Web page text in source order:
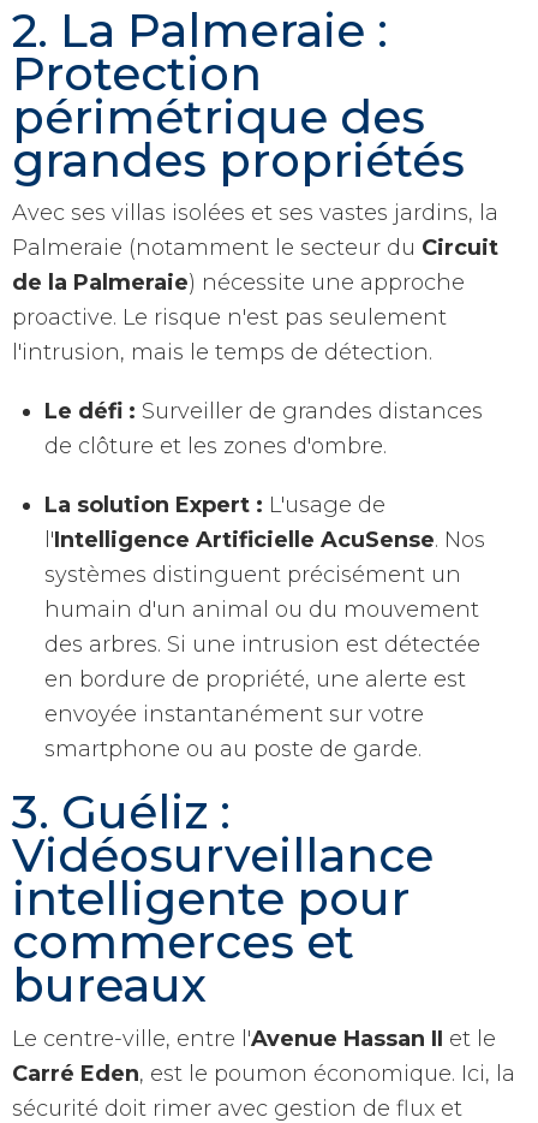
2. La Palmeraie :
Protection
périmétrique des
grandes propriétés
Avec ses villas isolées et ses vastes jardins, la
Palmeraie (notamment le secteur du Circuit
de la Palmeraie) nécessite une approche
proactive. Le risque n'est pas seulement
l'intrusion, mais le temps de détection.
Le défi : Surveiller de grandes distances
de clôture et les zones d'ombre.
La solution Expert : L'usage de
l'Intelligence Artificielle AcuSense. Nos
systèmes distinguent précisément un
humain d'un animal ou du mouvement
des arbres. Si une intrusion est détectée
en bordure de propriété, une alerte est
envoyée instantanément sur votre
smartphone ou au poste de garde.
3. Guéliz :
Vidéosurveillance
intelligente pour
commerces et
bureaux
Le centre-ville, entre l'Avenue Hassan II et le
Carré Eden, est le poumon économique. Ici, la
sécurité doit rimer avec gestion de flux et